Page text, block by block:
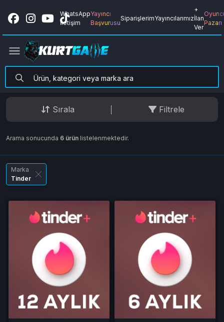
WhatsApp
İletişim
Yayıncı
Başvurusu
SiparişlerimYayıncılarımız
+
İlan
Ver
Pazarı
Sırala Filtrele
Arama sonucunda 6 ürün listelenmektedir.
Marka
Tinder